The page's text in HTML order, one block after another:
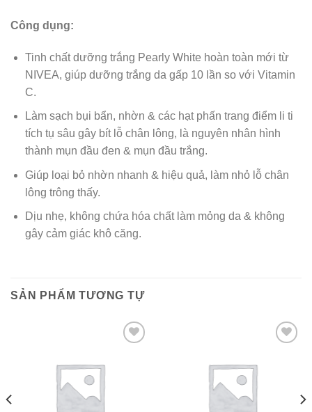
Công dụng:
Tinh chất dưỡng trắng Pearly White hoàn toàn mới từ
NIVEA, giúp dưỡng trắng da gấp 10 lần so với Vitamin
C.
Làm sạch bụi bẩn, nhờn & các hạt phấn trang điểm li ti
tích tụ sâu gây bít lỗ chân lông, là nguyên nhân hình
thành mụn đầu đen & mụn đầu trắng.
Giúp loại bỏ nhờn nhanh & hiệu quả, làm nhỏ lỗ chân
lông trông thấy.
Dịu nhẹ, không chứa hóa chất làm mỏng da & không
gây cảm giác khô căng.
SẢN PHẨM TƯƠNG TỰ
Add to wishlist Add to wishlist